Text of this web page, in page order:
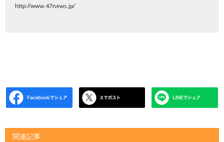
http://www.47news.jp/
関連記事